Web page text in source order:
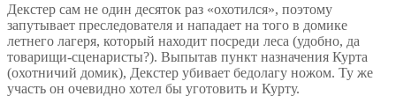
Декстер сам не один десяток раз «охотился», поэтому
запутывает преследователя и нападает на того в домике
летнего лагеря, который находит посреди леса (удобно, да
товарищи-сценаристы?). Выпытав пункт назначения Курта
(охотничий домик), Декстер убивает бедолагу ножом. Ту же
участь он очевидно хотел бы уготовить и Курту.